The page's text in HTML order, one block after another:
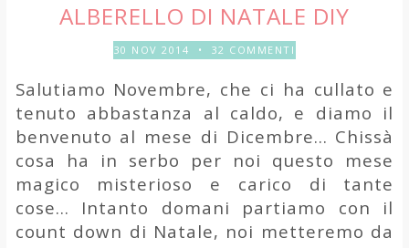
ALBERELLO DI NATALE DIY
30 NOV 2014 • 32 COMMENTI
Salutiamo Novembre, che ci ha cullato e
tenuto abbastanza al caldo, e diamo il
benvenuto al mese di Dicembre... Chissà
cosa ha in serbo per noi questo mese
magico misterioso e carico di tante
cose... Intanto domani partiamo con il
count down di Natale, noi metteremo da